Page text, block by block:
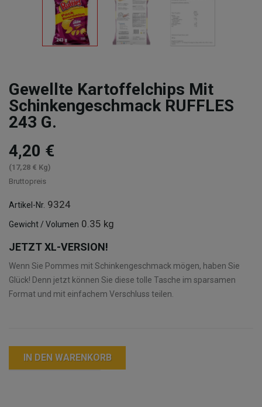
Gewellte Kartoffelchips Mit
Schinkengeschmack RUFFLES
243 G.
4,20 €
(17,28 € Kg)
Bruttopreis
Artikel-Nr. 9324
Gewicht / Volumen 0.35 kg
JETZT XL-VERSION!
Wenn Sie Pommes mit Schinkengeschmack mögen, haben Sie
Glück! Denn jetzt können Sie diese tolle Tasche im sparsamen
Format und mit einfachem Verschluss teilen.
IN DEN WARENKORB